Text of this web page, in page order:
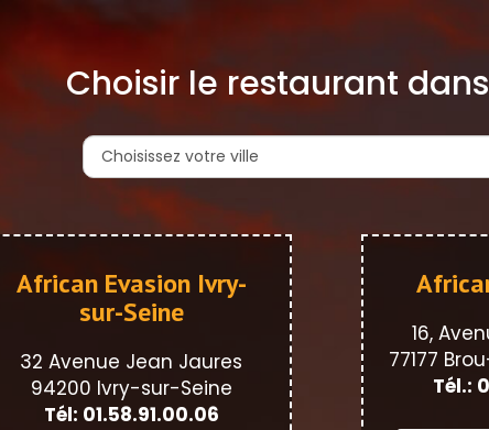
Choisir le restaurant
African Evasion Ivry-
sur-Seine
32 Avenue Jean Jaures
94200 Ivry-sur-Seine
Tél: 01.58.91.00.06
16,
77177
Tél.: